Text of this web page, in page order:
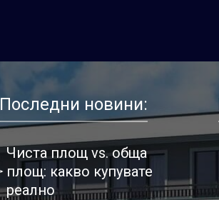
Последни новини:
Чиста площ vs. обща
площ: какво купувате
реално